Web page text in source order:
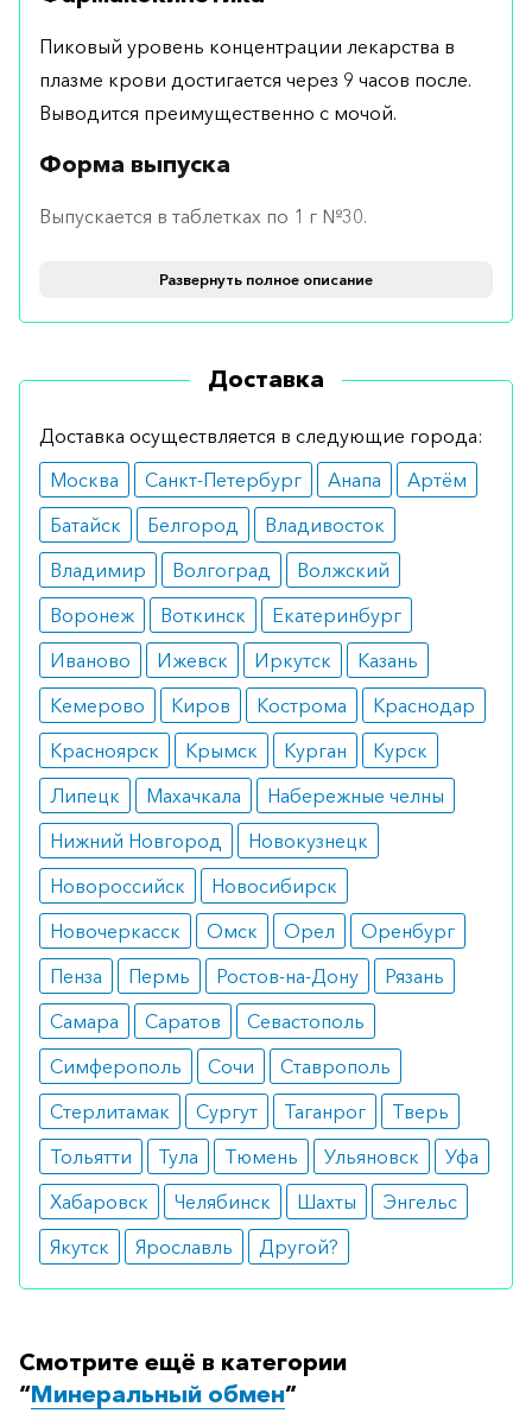
Пиковый уровень концентрации лекарства в
плазме крови достигается через 9 часов после.
Выводится преимущественно с мочой.
Форма выпуска
Выпускается в таблетках по 1 г №30.
Применение и дозировка
Рекомендуемая дозировка – по 1 таблетке 1 раз
устанавливается индивидуально.
Показания
гипокалиемия любой этиологии.
Противопоказания
повышенная чувствительность к
препарату;
предсердно-желудочковая блокада;
метаболический ацидоз.
Побочные реакции
нарушение сердечного ритма;
диспепсия;
кожная сыпь.
Аналоги
Калий шипучий 3 г 20 штук
Калинор шипучие 30 штук
Как оформить заказ?
Вы можете заказать препарат с доставкой в
аптеку-партнёра в вашем городе. Для этого Вы
можете оформить бронирование на сайте или
заказать по телефону8 800 301 52 86(бесплатно
с любого телефона по РФ)
Развернуть полное описание
Доставка
Доставка осуществляется в следующие города:
Москва
Санкт-Петербург Анапа
Артём
Батайск
Белгород
Владивосток
Владимир
Волгоград
Волжский
Воронеж
Воткинск
Екатеринбург
Иваново
Ижевск Иркутск
Казань
Кемерово
Киров Кострома
Краснодар
Красноярск
Крымск Курган
Курск
Липецк
Махачкала
Набережные челны
Нижний Новгород
Новокузнецк
Новороссийск
Новосибирск
Новочеркасск
Омск Орел
Оренбург
Пенза
Пермь Ростов-на-Дону
Рязань
Самара
Саратов
Севастополь
Симферополь
Сочи
Ставрополь
Стерлитамак
Сургут Таганрог
Тверь
Тольятти
Тула Тюмень Ульяновск
Уфа
Хабаровск
Челябинск Шахты
Энгельс
Якутск
Ярославль Другой?
Смотрите ещё в категории
“Минеральный обмен”